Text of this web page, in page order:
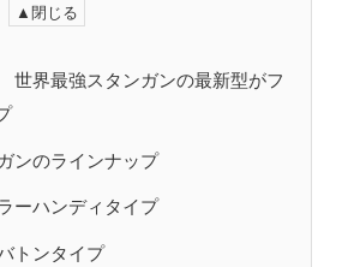
界最強スタンガンの最新型がフ
ンのラインナップ
ーハンディタイプ
トンタイプ